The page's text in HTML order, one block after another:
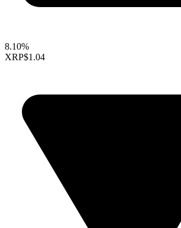
8.10%
XRP$1.04